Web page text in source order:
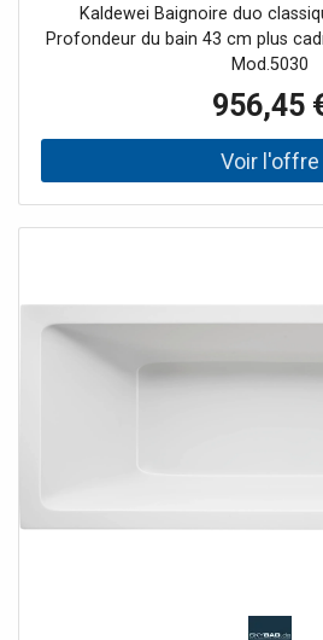
Kaldewei Baignoire duo
Profondeur du bain 43 cm plus
Mod.5030
956,45